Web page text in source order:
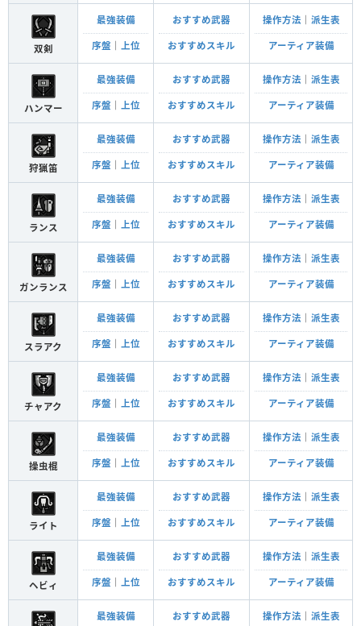
双剣
最強装備
序盤 上位
おすすめ武器
おすすめスキル
操作方法 派生表
アーティア装備
ハンマー
最強装備
序盤 上位
おすすめ武器
おすすめスキル
操作方法 派生表
アーティア装備
狩猟笛
最強装備
序盤 上位
おすすめ武器
おすすめスキル
操作方法 派生表
アーティア装備
ランス
最強装備
序盤 上位
おすすめ武器
おすすめスキル
操作方法 派生表
アーティア装備
ガンランス
最強装備
序盤 上位
おすすめ武器
おすすめスキル
操作方法 派生表
アーティア装備
スラアク
最強装備
序盤 上位
おすすめ武器
おすすめスキル
操作方法 派生表
アーティア装備
チャアク
最強装備
序盤 上位
おすすめ武器
おすすめスキル
操作方法 派生表
アーティア装備
操虫棍
最強装備
序盤 上位
おすすめ武器
おすすめスキル
操作方法 派生表
アーティア装備
ライト
最強装備
序盤 上位
おすすめ武器
おすすめスキル
操作方法 派生表
アーティア装備
ヘビィ
最強装備
序盤 上位
おすすめ武器
おすすめスキル
操作方法 派生表
アーティア装備
最強装備 おすすめ武器 操作方法 派生表